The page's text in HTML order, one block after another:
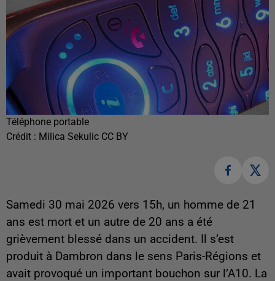
Téléphone portable
Crédit : Milica Sekulic CC BY
Samedi 30 mai 2026 vers 15h, un homme de 21
ans est mort et un autre de 20 ans a été
grièvement blessé dans un accident. Il s’est
produit à Dambron dans le sens Paris-Régions et
avait provoqué un important bouchon sur l’A10. La